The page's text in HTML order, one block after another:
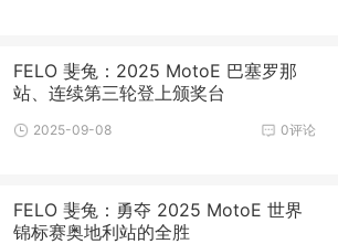
FELO 斐兔：2025 MotoE 巴塞罗那
站、连续第三轮登上颁奖台
0评论
2025-09-08
FELO 斐兔：勇夺 2025 MotoE 世界
锦标赛奥地利站的全胜